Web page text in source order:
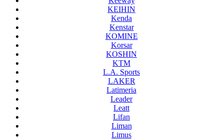
KEIHIN
Kenda
Kenstar
KOMINE
Korsar
KOSHIN
KTM
L.A. Sports
LAKER
Latimeria
Leader
Leatt
Lifan
Liman
Limus